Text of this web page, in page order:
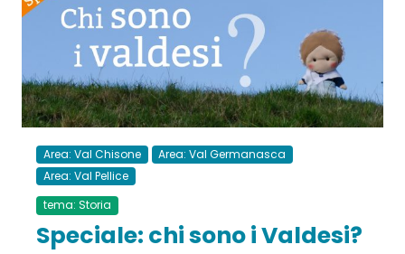
Area: Val Chisone
Area: Val Germanasca
Area: Val Pellice
tema: Storia
Speciale: chi sono i Valdesi?